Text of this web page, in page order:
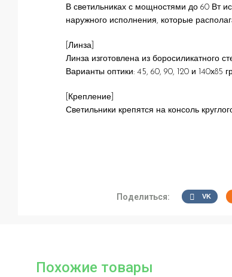
В светильниках с мощностями до 60 Вт
наружного исполнения, которые
[Линза]
Линза изготовлена из боросиликатного
Варианты оптики: 45, 60, 90, 120 и 140х85
[Крепление]
Светильники крепятся на консоль
Поделиться: VK
Похожие товары